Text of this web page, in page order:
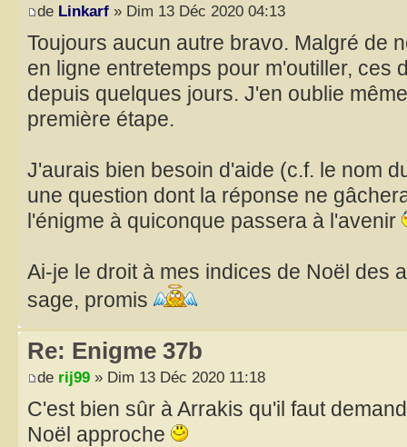
de Linkarf » Dim 13 Déc 2020 04:13
Toujours aucun autre bravo. Malgré de
en ligne entretemps pour m'outiller, ces
depuis quelques jours. J'en oublie
première étape.
J'aurais bien besoin d'aide (c.f. le nom
une question dont la réponse ne
l'énigme à quiconque passera à l'avenir
Ai-je le droit à mes indices de Noël des
sage, promis
Re: Enigme 37b
de rij99 » Dim 13 Déc 2020 11:18
C'est bien sûr à Arrakis qu'il faut
Noël approche